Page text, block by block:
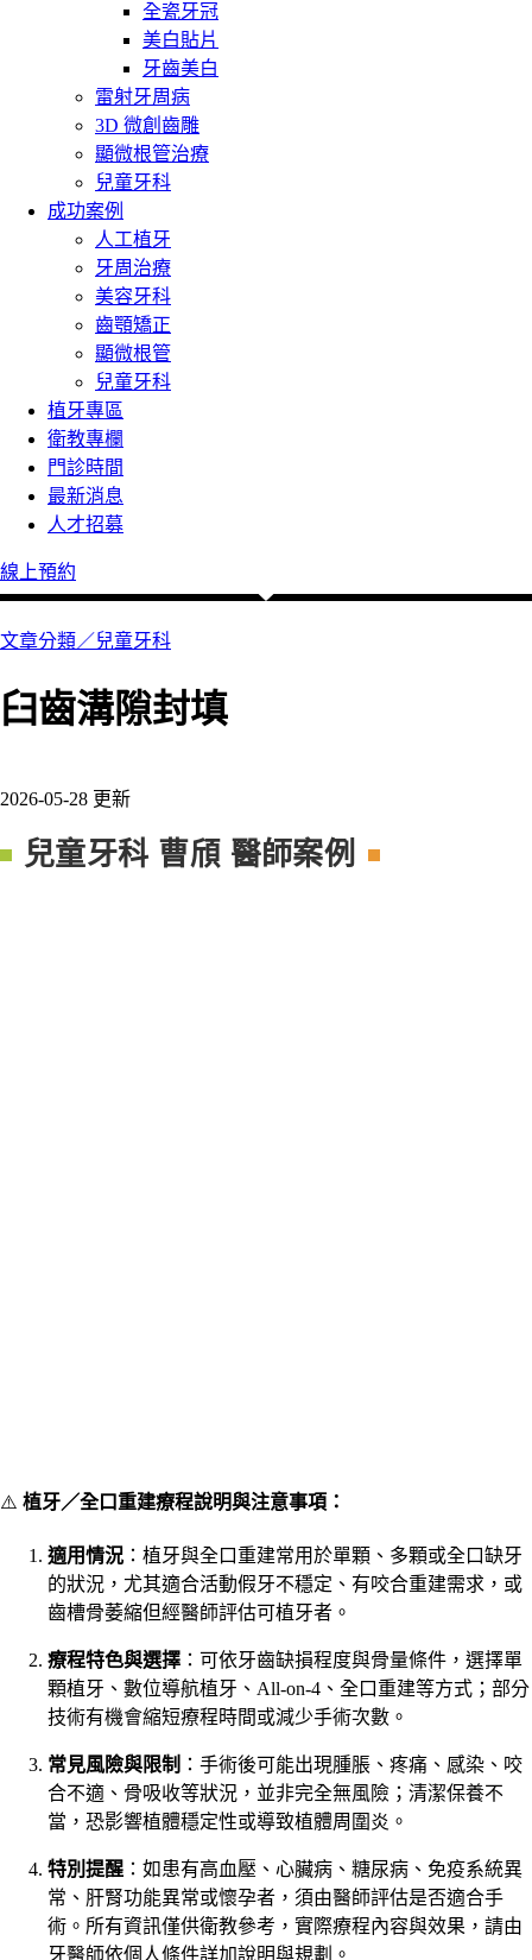
全瓷牙冠
美白貼片
牙齒美白
雷射牙周病
3D 微創齒雕
顯微根管治療
兒童牙科
成功案例
人工植牙
牙周治療
美容牙科
齒顎矯正
顯微根管
兒童牙科
植牙專區
衛教專欄
門診時間
最新消息
人才招募
線上預約
文章分類／兒童牙科
臼齒溝隙封填
2026-05-28 更新
兒童牙科 曹頎 醫師案例
⚠️ 植牙／全口重建療程說明與注意事項：
適用情況 ：植牙與全口重建常用於單顆、多顆或全口缺牙
的狀況，尤其適合活動假牙不穩定、有咬合重建需求，或
齒槽骨萎縮但經醫師評估可植牙者。
療程特色與選擇 ：可依牙齒缺損程度與骨量條件，選擇單
顆植牙、數位導航植牙、All-on-4、全口重建等方式；部分
技術有機會縮短療程時間或減少手術次數。
常見風險與限制 ：手術後可能出現腫脹、疼痛、感染、咬
合不適、骨吸收等狀況，並非完全無風險；清潔保養不
當，恐影響植體穩定性或導致植體周圍炎。
特別提醒 ：如患有高血壓、心臟病、糖尿病、免疫系統異
常、肝腎功能異常或懷孕者，須由醫師評估是否適合手
術。所有資訊僅供衛教參考，實際療程內容與效果，請由
牙醫師依個人條件詳加說明與規劃。